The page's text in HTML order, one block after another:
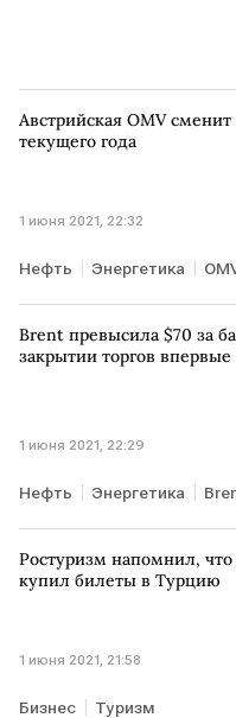
Австрийская OMV сменит
текущего года
1 июня 2021, 22:32
Нефть Энергетика
Brent превысила $70 за
закрытии торгов впервые
1 июня 2021, 22:29
Нефть Энергетика
Ростуризм напомнил, что
купил билеты в Турцию
1 июня 2021, 21:58
Бизнес Туризм